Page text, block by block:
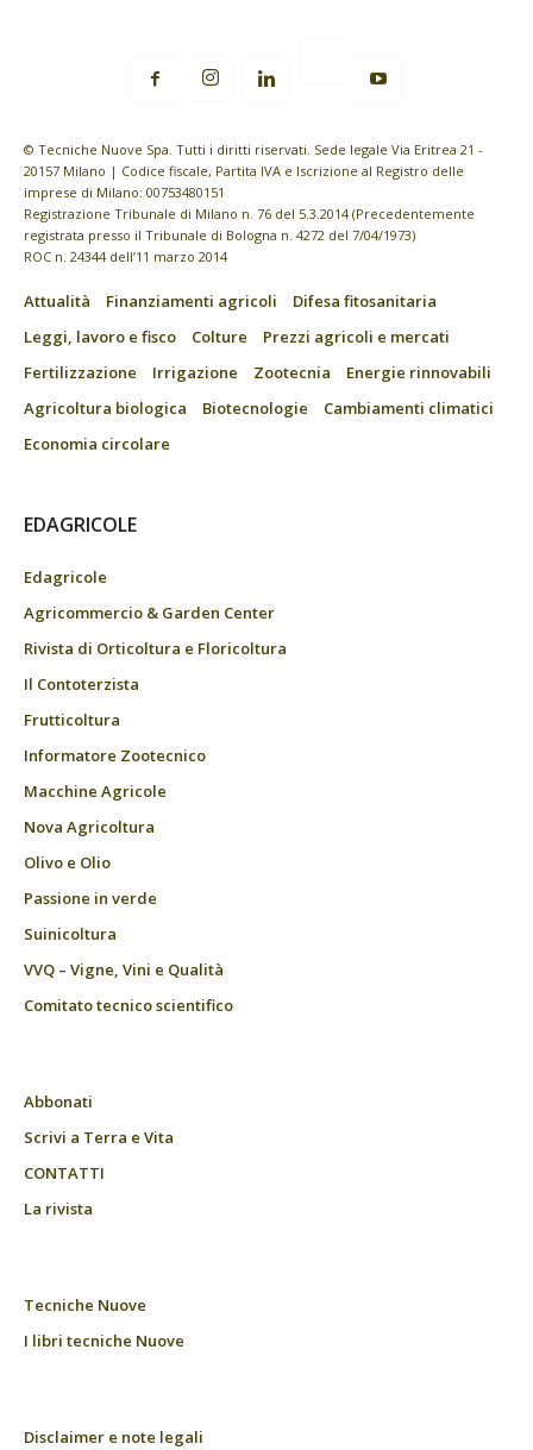
© Tecniche Nuove Spa. Tutti i diritti riservati. Sede legale Via Eritrea 21 -
20157 Milano | Codice fiscale, Partita IVA e Iscrizione al Registro delle
imprese di Milano: 00753480151
Registrazione Tribunale di Milano n. 76 del 5.3.2014 (Precedentemente
registrata presso il Tribunale di Bologna n. 4272 del 7/04/1973)
ROC n. 24344 dell’11 marzo 2014
Attualità Finanziamenti agricoli
Difesa fitosanitaria
Leggi, lavoro e fisco
Colture
Prezzi agricoli e mercati
Fertilizzazione
Irrigazione Zootecnia
Energie rinnovabili
Agricoltura biologica
Biotecnologie
Cambiamenti climatici
Economia circolare
EDAGRICOLE
Edagricole
Agricommercio & Garden Center
Rivista di Orticoltura e Floricoltura
Il Contoterzista
Frutticoltura
Informatore Zootecnico
Macchine Agricole
Nova Agricoltura
Olivo e Olio
Passione in verde
Suinicoltura
VVQ – Vigne, Vini e Qualità
Comitato tecnico scientifico
Abbonati
Scrivi a Terra e Vita
CONTATTI
La rivista
Tecniche Nuove
I libri tecniche Nuove
Disclaimer e note legali